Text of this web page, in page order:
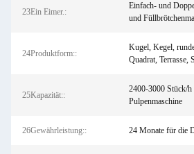
23Ein Eimer.:
Einfach- und
und
24Produktform::
Kugel, Kegel,
Quadrat, Terrasse,
25Kapazität::
2400-3000 Stück/
Pulpenmaschine
26Gewährleistung:: 24 Monate für die